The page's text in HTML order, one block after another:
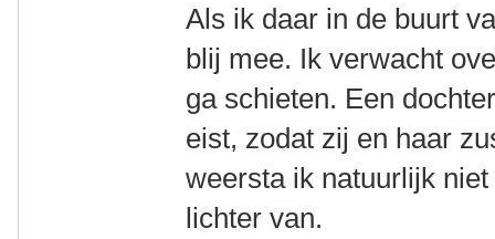
Als ik daar in de buurt
blij mee. Ik verwacht
ga schieten. Een
eist, zodat zij en haar
weersta ik natuurlijk
lichter van.